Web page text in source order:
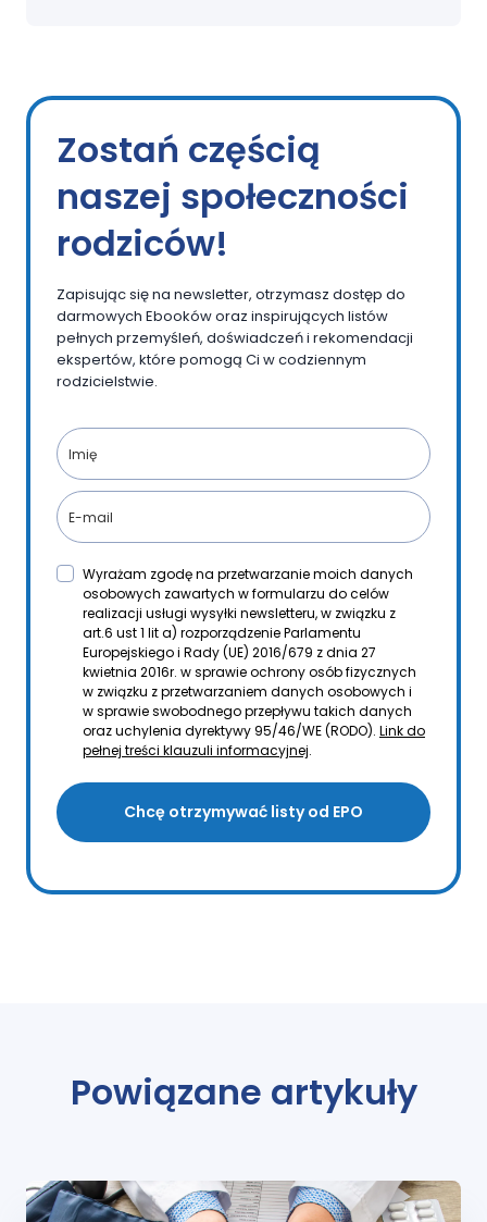
Zostań częścią
naszej społeczności
rodziców!
Zapisując się na newsletter, otrzymasz dostęp do
darmowych Ebooków oraz inspirujących listów
pełnych przemyśleń, doświadczeń i rekomendacji
ekspertów, które pomogą Ci w codziennym
rodzicielstwie.
Wyrażam zgodę na przetwarzanie moich danych
osobowych zawartych w formularzu do celów
realizacji usługi wysyłki newsletteru, w związku z
art.6 ust 1 lit a) rozporządzenie Parlamentu
Europejskiego i Rady (UE) 2016/679 z dnia 27
kwietnia 2016r. w sprawie ochrony osób fizycznych
w związku z przetwarzaniem danych osobowych i
w sprawie swobodnego przepływu takich danych
oraz uchylenia dyrektywy 95/46/WE (RODO). Link do
pełnej treści klauzuli informacyjnej.
Chcę otrzymywać listy od EPO
Powiązane artykuły